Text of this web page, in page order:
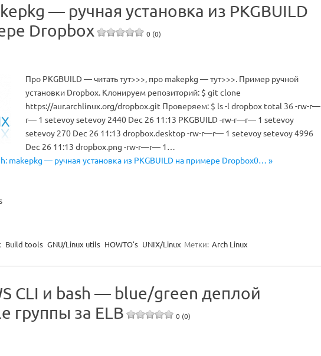
— ручная установка из PKGBUILD
Dropbox
0 (0)
Про PKGBUILD — читать тут>>>, про makepkg — тут>>>. Пример ручной
установки Dropbox. Клонируем репозиторий: $ git clone
https://aur.archlinux.org/dropbox.git Проверяем: $ ls -l dropbox total 36 -rw-r—
r— 1 setevoy setevoy 2440 Dec 26 11:13 PKGBUILD -rw-r—r— 1 setevoy
setevoy 270 Dec 26 11:13 dropbox.desktop -rw-r—r— 1 setevoy setevoy 4996
Dec 26 11:13 dropbox.png -rw-r—r— 1…
makepkg — ручная установка из PKGBUILD на примере Dropbox0… »
Build tools GNU/Linux utils HOWTO's UNIX/Linux Метки: Arch Linux
CLI и bash — blue/green деплой
группы за ELB
0 (0)